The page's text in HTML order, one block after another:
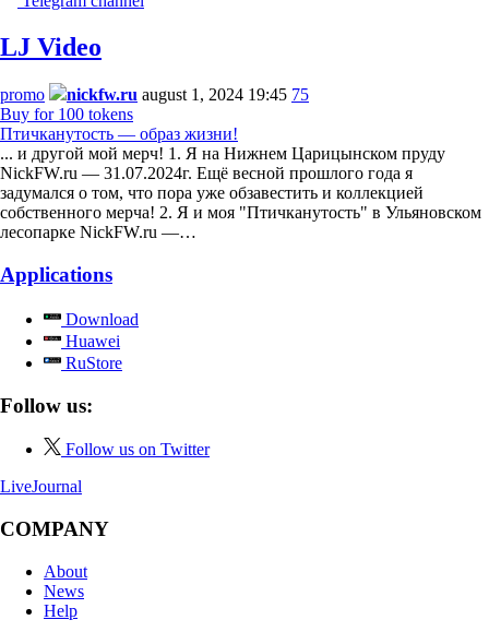
LJ Video
promo nickfw.ru august 1, 2024 19:45 75
Buy for 100 tokens
Птичканутость — образ жизни!
... и другой мой мерч! 1. Я на Нижнем Царицынском пруду
NickFW.ru — 31.07.2024г. Ещё весной прошлого года я
задумался о том, что пора уже обзавестить и коллекцией
собственного мерча! 2. Я и моя "Птичканутость" в Ульяновском
лесопарке NickFW.ru —…
Applications
Download
Huawei
RuStore
Follow us:
Follow us on Twitter
LiveJournal
COMPANY
About
News
Help